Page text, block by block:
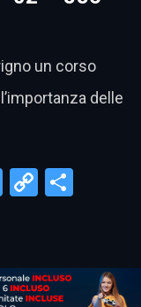
un corso
delle
X
Copy